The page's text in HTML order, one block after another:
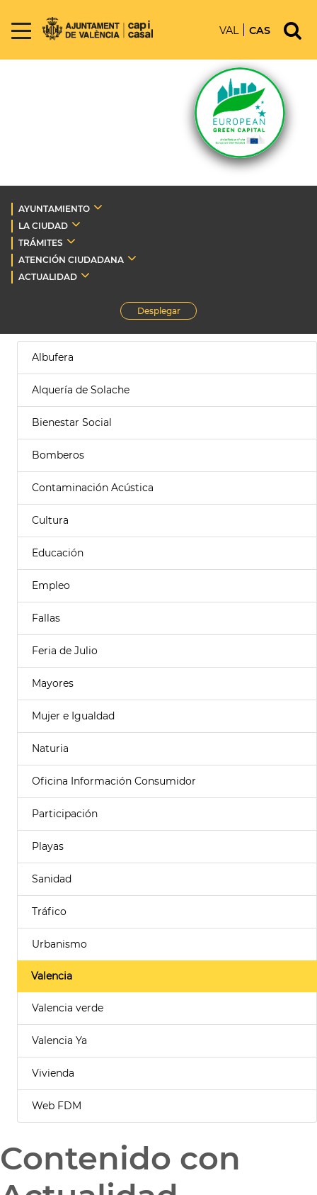
VAL CAS
AYUNTAMIENTO
LA CIUDAD
TRÁMITES
ATENCIÓN CIUDADANA
ACTUALIDAD
Desplegar
Albufera
Alquería de Solache
Bienestar Social
Bomberos
Contaminación Acústica
Cultura
Educación
Empleo
Fallas
Feria de Julio
Mayores
Mujer e Igualdad
Naturia
Oficina Información Consumidor
Participación
Playas
Sanidad
Tráfico
Urbanismo
Valencia
Valencia verde
Valencia Ya
Vivienda
Web FDM
Contenido con